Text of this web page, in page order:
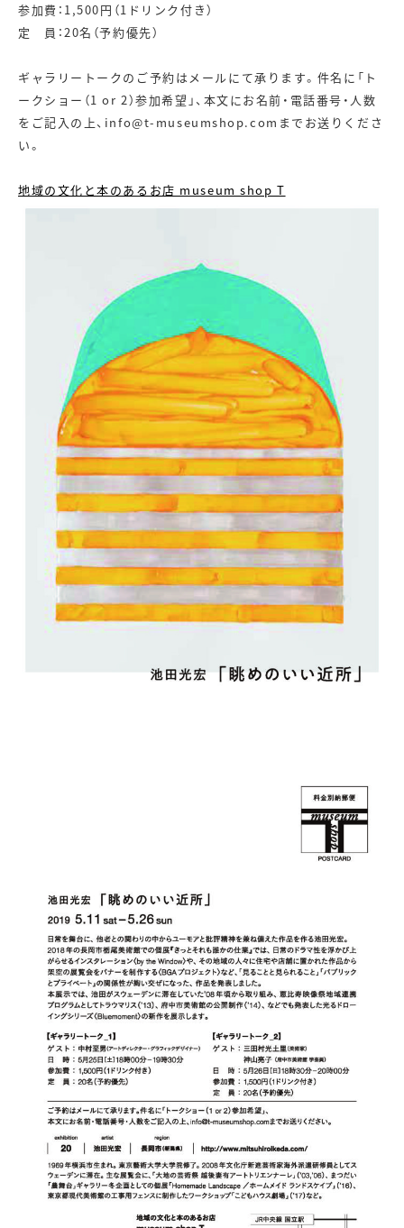
参加費：1,500円（1ドリンク付き）
定 員：20名（予約優先）
ギャラリートークのご予約はメールにて承ります。件名に「ト
ークショー（1 or 2）参加希望」、本文にお名前・電話番号・人数
をご記入の上、info@t-museumshop.comまでお送りくださ
い。
地域の文化と本のあるお店 museum shop T